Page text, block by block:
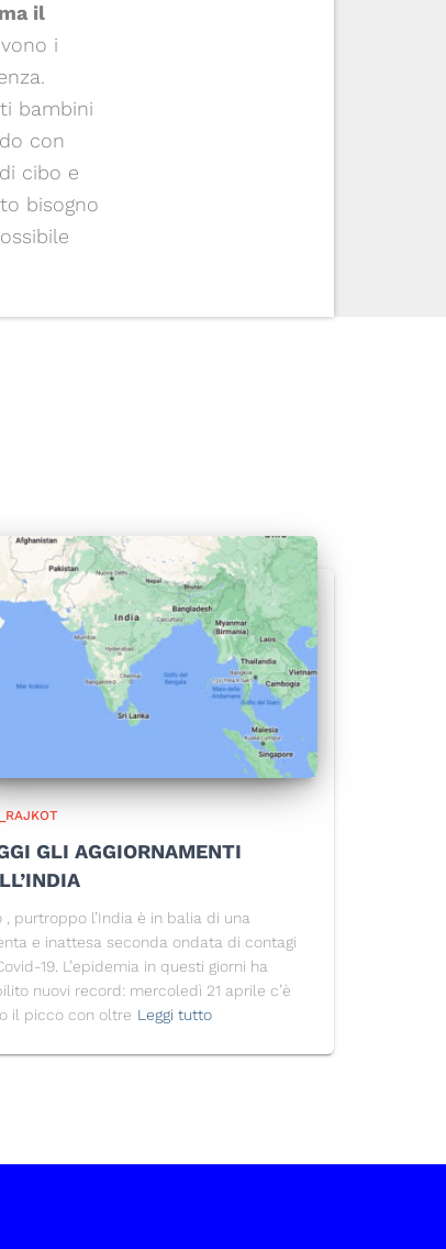
il
i
bambini
con
cibo e
bisogno
GLI AGGIORNAMENTI
, purtroppo l’India è in balia di una
e inattesa seconda ondata di contagi
19. L’epidemia in questi giorni ha
nuovi record: mercoledì 21 aprile c’è
il picco con oltre Leggi tutto